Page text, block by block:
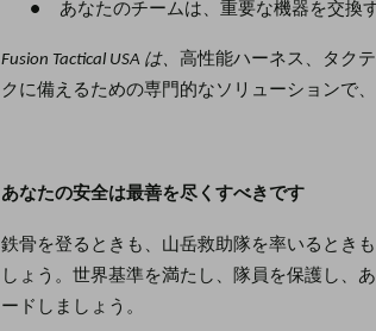
● あなたのチームは、重要な機器を交換
Fusion Tactical USA は、 高性能ハーネス、タク
クに備えるための専門的なソリューションで
あなたの安全は最善を尽くすべきです
鉄骨を登るときも、山岳救助隊を率いるとき
しょう。世界基準を満たし、隊員を保護し、
ードしましょう。